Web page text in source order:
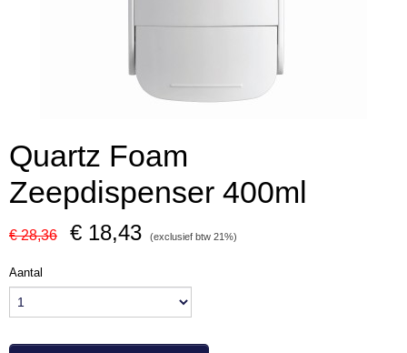
Quartz Foam
Zeepdispenser 400ml
€ 28,36 € 18,43 (exclusief btw 21%)
Aantal